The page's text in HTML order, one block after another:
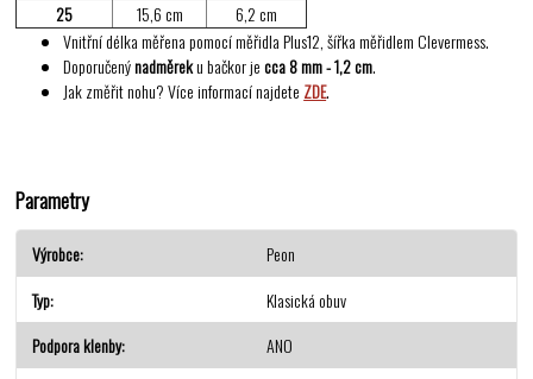
25
15,6 cm
6,2 cm
Vnitřní délka měřena pomocí měřidla Plus12, šířka měřidlem Clevermess.
Doporučenýnadměreku bačkor jecca 8 mm - 1,2 cm.
Jak změřit nohu? Více informací najdete ZDE.
Parametry
Výrobce
Peon
Typ
Klasická obuv
Podpora klenby
ANO